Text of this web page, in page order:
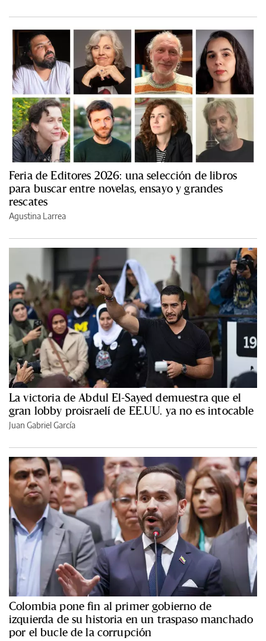
Feria de Editores 2026: una selección de libros
para buscar entre novelas, ensayo y grandes
rescates
Agustina Larrea
La victoria de Abdul El-Sayed demuestra que el
gran lobby proisraelí de EE.UU. ya no es intocable
Juan Gabriel García
Colombia pone fin al primer gobierno de
izquierda de su historia en un traspaso manchado
por el bucle de la corrupción